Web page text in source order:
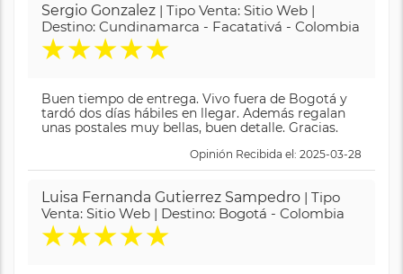
Sergio Gonzalez | Tipo Venta: Sitio Web |
Destino: Cundinamarca - Facatativá - Colombia
★★★★★
Buen tiempo de entrega. Vivo fuera de Bogotá y
tardó dos días hábiles en llegar. Además regalan
unas postales muy bellas, buen detalle. Gracias.
Opinión Recibida el: 2025-03-28
Luisa Fernanda Gutierrez Sampedro | Tipo
Venta: Sitio Web | Destino: Bogotá - Colombia
★★★★★